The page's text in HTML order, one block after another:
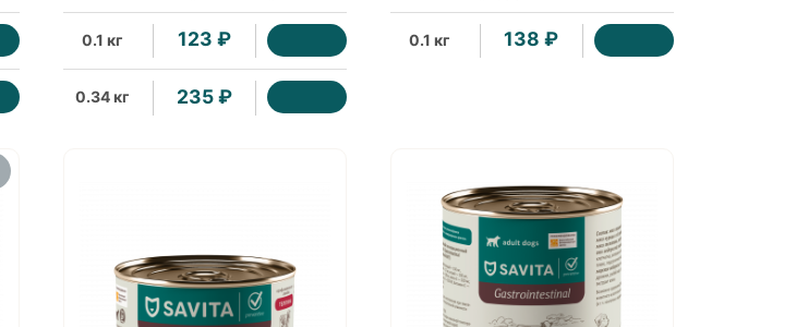
пищеварительной системы" с
0.1 кг
123 ₽
0.34 кг 235 ₽
диетический, 100г
0.1 кг
138 ₽